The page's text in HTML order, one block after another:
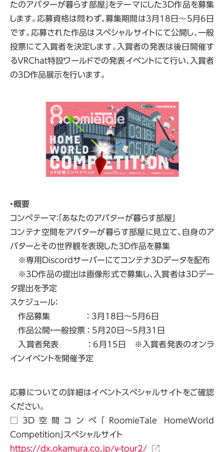
たのアバターが暮らす部屋」をテーマにした3D作品を募集
します。応募資格は問わず、募集期間は3月18日～5月6日
です。応募された作品はスペシャルサイトにて公開し、一般
投票にて入賞者を決定します。入賞者の発表は後日開催す
るVRChat特設ワールドでの発表イベントにて行い、入賞者
の3D作品展示を行います。
・概要
コンペテーマ：「あなたのアバターが暮らす部屋」
コンテナ空間をアバターが暮らす部屋に見立て、自身のア
バターとその世界観を表現した3D作品を募集
※専用Discordサーバーにてコンテナ3Dデータを配布
※3D作品の提出は画像形式で募集し、入賞者は3Dデー
タ提出を予定
スケジュール：
作品募集 ： 3月18日～5月6日
作品公開・一般投票 ： 5月20日～5月31日
入賞者発表 ： 6月15日 ※入賞者発表のオンラ
インイベントを開催予定
応募についての詳細はイベントスペシャルサイトをご確認
ください。
□3D空間コンペ「RoomieTale HomeWorld
Competition」スぺシャルサイト
https://dx.okamura.co.jp/v-tour2/